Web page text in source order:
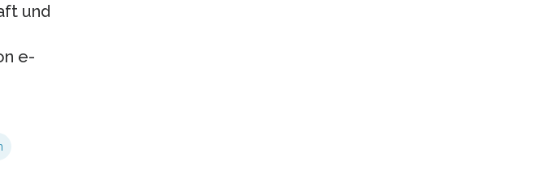
und
e-